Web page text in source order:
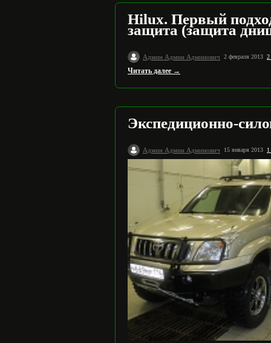
Hilux. Первый
защита (защита
Админ Админ Админович 2 февраля 2013 2
Читать далее →
Экспедиционно-
Админ Админ Админович 15 января 2013